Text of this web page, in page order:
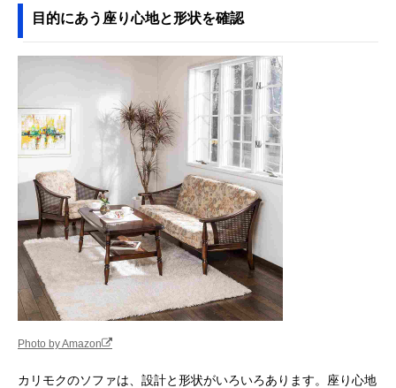
目的にあう座り心地と形状を確認
Photo by Amazon
カリモクのソファは、設計と形状がいろいろあります。座り心地